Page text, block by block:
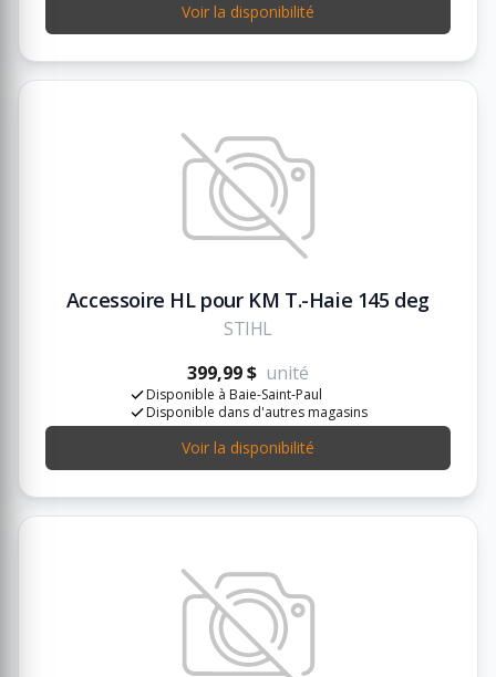
Voir la disponibilité
Accessoire HL pour KM T.-Haie 145 deg
STIHL
399,99 $ unité
Disponible à Baie-Saint-Paul
Disponible dans d'autres magasins
Voir la disponibilité